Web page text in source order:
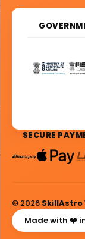
SECURE
© 2026 SkillAstro
Made with ❤️